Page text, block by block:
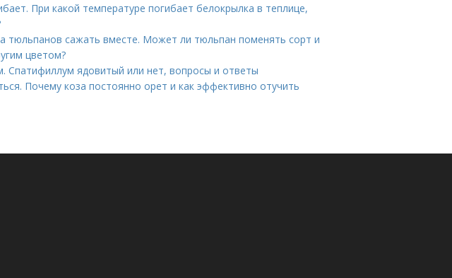
При какой температуре погибает белокрылка в теплице,
тюльпанов сажать вместе. Может ли тюльпан поменять сорт и
цветом?
Спатифиллум ядовитый или нет, вопросы и ответы
Почему коза постоянно орет и как эффективно отучить